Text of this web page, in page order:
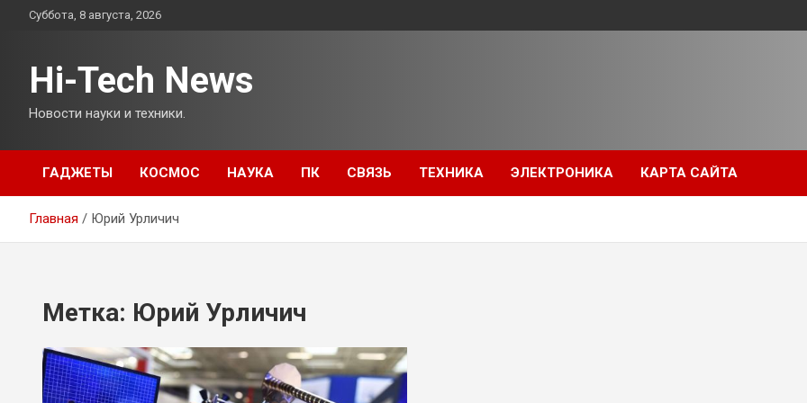
ПерейтиСуббота, 8 августа, 2026
Hi-Tech News
Новости науки и техники.
ГАДЖЕТЫ КОСМОС НАУКА ПК СВЯЗЬ ТЕХНИКА ЭЛЕКТРОНИКА КАРТА САЙТА
Главная Юрий Урличич
Метка: Юрий Урличич